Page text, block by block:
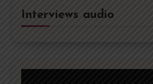
Interviews audio